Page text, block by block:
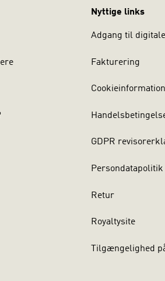
Nyttige links
Adgang til
Fakturering
Cookieinformation
GDPR
Persondatapolitik
Retur
Royaltysite
Tilgængelighed